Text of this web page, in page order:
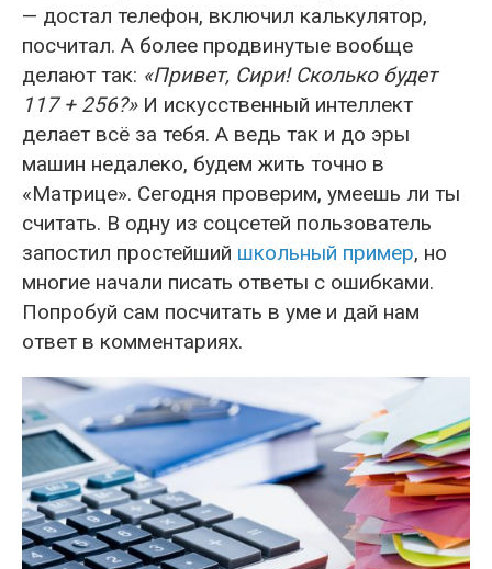
— достал телефон, включил калькулятор,
посчитал. А более продвинутые вообще
делают так: «Привет, Сири! Сколько будет
117 + 256?»И искусственный интеллект
делает всё за тебя. А ведь так и до эры
машин недалеко, будем жить точно в
«Матрице». Сегодня проверим, умеешь ли ты
считать. В одну из соцсетей пользователь
запостил простейший школьный пример, но
многие начали писать ответы с ошибками.
Попробуй сам посчитать в уме и дай нам
ответ в комментариях.